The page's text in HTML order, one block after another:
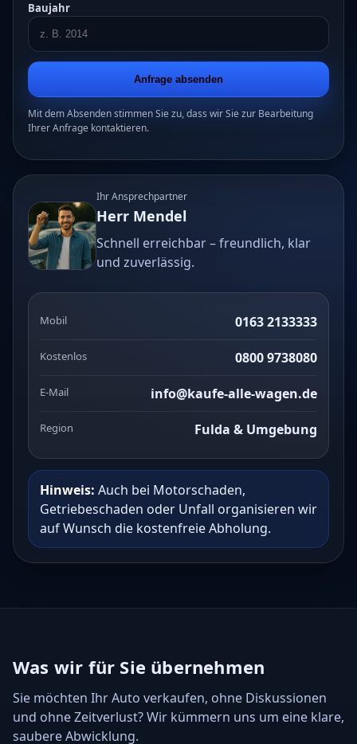
Baujahr
Anfrage absenden
Mit dem Absenden stimmen Sie zu, dass wir Sie zur Bearbeitung
Ihrer Anfrage kontaktieren.
Ihr Ansprechpartner
Herr Mendel
Schnell erreichbar – freundlich, klar
und zuverlässig.
Mobil 0163 2133333
Kostenlos 0800 9738080
E-Mail info@kaufe-alle-wagen.de
Region Fulda & Umgebung
Hinweis: Auch bei Motorschaden,
Getriebeschaden oder Unfall organisieren wir
auf Wunsch die kostenfreie Abholung.
Was wir für Sie übernehmen
Sie möchten Ihr Auto verkaufen, ohne Diskussionen
und ohne Zeitverlust? Wir kümmern uns um eine klare,
saubere Abwicklung.